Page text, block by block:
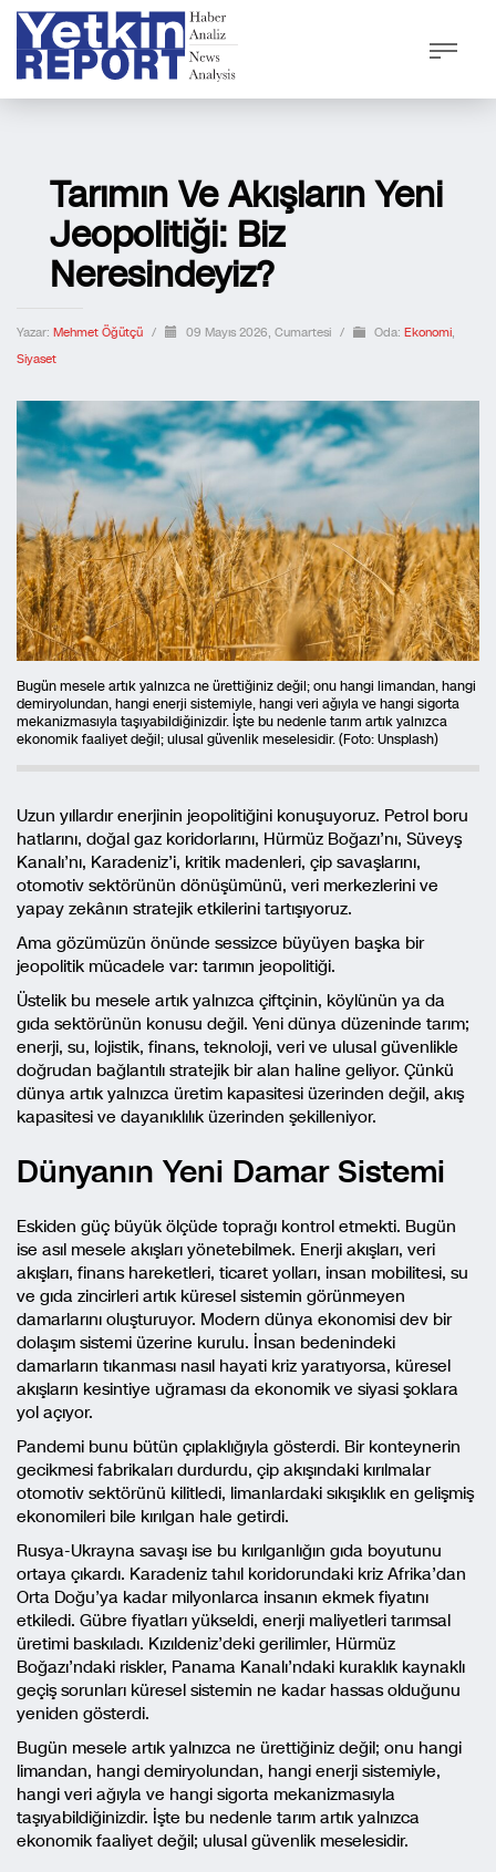
Tarımın Ve Akışların Yeni
Jeopolitiği: Biz
Neresindeyiz?
Yazar: Mehmet Öğütçü / 09 Mayıs 2026, Cumartesi / Oda: Ekonomi,
Siyaset
Bugün mesele artık yalnızca ne ürettiğiniz değil; onu hangi limandan, hangi
demiryolundan, hangi enerji sistemiyle, hangi veri ağıyla ve hangi sigorta
mekanizmasıyla taşıyabildiğinizdir. İşte bu nedenle tarım artık yalnızca
ekonomik faaliyet değil; ulusal güvenlik meselesidir. (Foto: Unsplash)
Uzun yıllardır enerjinin jeopolitiğini konuşuyoruz. Petrol boru
hatlarını, doğal gaz koridorlarını, Hürmüz Boğazı’nı, Süveyş
Kanalı’nı, Karadeniz’i, kritik madenleri, çip savaşlarını,
otomotiv sektörünün dönüşümünü, veri merkezlerini ve
yapay zekânın stratejik etkilerini tartışıyoruz.
Ama gözümüzün önünde sessizce büyüyen başka bir
jeopolitik mücadele var: tarımın jeopolitiği.
Üstelik bu mesele artık yalnızca çiftçinin, köylünün ya da
gıda sektörünün konusu değil. Yeni dünya düzeninde tarım;
enerji, su, lojistik, finans, teknoloji, veri ve ulusal güvenlikle
doğrudan bağlantılı stratejik bir alan haline geliyor. Çünkü
dünya artık yalnızca üretim kapasitesi üzerinden değil, akış
kapasitesi ve dayanıklılık üzerinden şekilleniyor.
Dünyanın Yeni Damar Sistemi
Eskiden güç büyük ölçüde toprağı kontrol etmekti. Bugün
ise asıl mesele akışları yönetebilmek. Enerji akışları, veri
akışları, finans hareketleri, ticaret yolları, insan mobilitesi, su
ve gıda zincirleri artık küresel sistemin görünmeyen
damarlarını oluşturuyor. Modern dünya ekonomisi dev bir
dolaşım sistemi üzerine kurulu. İnsan bedenindeki
damarların tıkanması nasıl hayati kriz yaratıyorsa, küresel
akışların kesintiye uğraması da ekonomik ve siyasi şoklara
yol açıyor.
Pandemi bunu bütün çıplaklığıyla gösterdi. Bir konteynerin
gecikmesi fabrikaları durdurdu, çip akışındaki kırılmalar
otomotiv sektörünü kilitledi, limanlardaki sıkışıklık en gelişmiş
ekonomileri bile kırılgan hale getirdi.
Rusya-Ukrayna savaşı ise bu kırılganlığın gıda boyutunu
ortaya çıkardı. Karadeniz tahıl koridorundaki kriz Afrika’dan
Orta Doğu’ya kadar milyonlarca insanın ekmek fiyatını
etkiledi. Gübre fiyatları yükseldi, enerji maliyetleri tarımsal
üretimi baskıladı. Kızıldeniz’deki gerilimler, Hürmüz
Boğazı’ndaki riskler, Panama Kanalı’ndaki kuraklık kaynaklı
geçiş sorunları küresel sistemin ne kadar hassas olduğunu
yeniden gösterdi.
Bugün mesele artık yalnızca ne ürettiğiniz değil; onu hangi
limandan, hangi demiryolundan, hangi enerji sistemiyle,
hangi veri ağıyla ve hangi sigorta mekanizmasıyla
taşıyabildiğinizdir. İşte bu nedenle tarım artık yalnızca
ekonomik faaliyet değil; ulusal güvenlik meselesidir.